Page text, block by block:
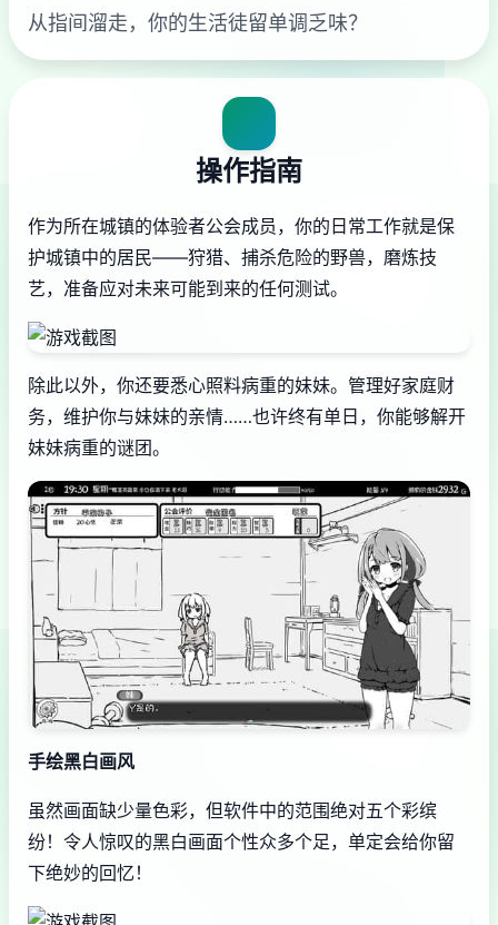
从指间溜走，你的生活徒留单调乏味？
操作指南
作为所在城镇的体验者公会成员，你的日常工作就是保
护城镇中的居民——狩猎、捕杀危险的野兽，磨炼技
艺，准备应对未来可能到来的任何测试。
除此以外，你还要悉心照料病重的妹妹。管理好家庭财
务，维护你与妹妹的亲情……也许终有单日，你能够解开
妹妹病重的谜团。
手绘黑白画风
虽然画面缺少量色彩，但软件中的范围绝对五个彩缤
纷！令人惊叹的黑白画面个性众多个足，单定会给你留
下绝妙的回忆！